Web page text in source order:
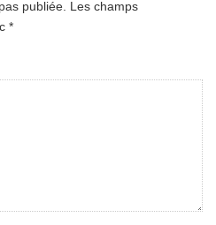
publiée. Les champs
*